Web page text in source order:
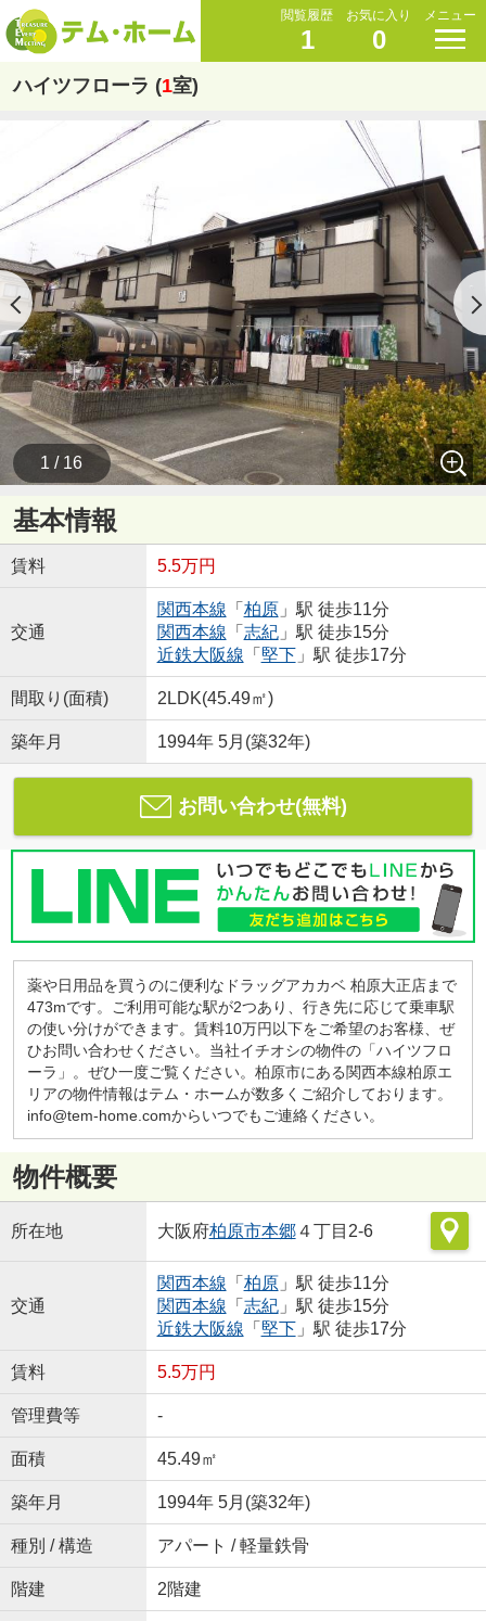
閲覧履歴
1
お気に入り
0
メニュー
ハイツフローラ (1室)
1 / 16
基本情報
賃料 5.5万円
交通
関西本線 「 柏原」駅 徒歩11分
関西本線 「 志紀」駅 徒歩15分
近鉄大阪線 「 堅下」駅 徒歩17分
間取り(面積) 2LDK(45.49㎡)
築年月 1994年 5月(築32年)
お問い合わせ(無料)
薬や日用品を買うのに便利なドラッグアカカベ 柏原大正店まで
473mです。ご利用可能な駅が2つあり、行き先に応じて乗車駅
の使い分けができます。賃料10万円以下をご希望のお客様、ぜ
ひお問い合わせください。当社イチオシの物件の「ハイツフロ
ーラ」。ぜひ一度ご覧ください。柏原市にある関西本線柏原エ
リアの物件情報はテム・ホームが数多くご紹介しております。
info@tem-home.comからいつでもご連絡ください。
物件概要
所在地 大阪府柏原市本郷４丁目2-6
交通
関西本線 「 柏原」駅 徒歩11分
関西本線 「 志紀」駅 徒歩15分
近鉄大阪線 「 堅下」駅 徒歩17分
賃料 5.5万円
管理費等 -
面積 45.49㎡
築年月 1994年 5月(築32年)
種別 / 構造 アパート / 軽量鉄骨
階建 2階建